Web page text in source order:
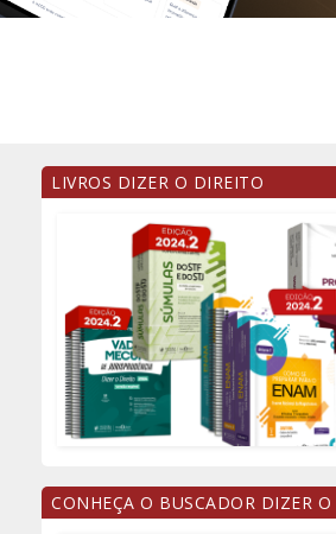
LIVROS DIZER O DIREITO
CONHEÇA O BUSCADOR DIZER